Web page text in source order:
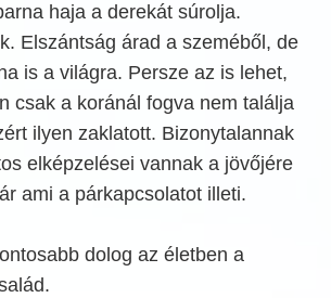
haja a derekát súrolja.
Elszántság árad a szeméből, de
is a világra. Persze az is lehet,
csak a koránál fogva nem találja
ilyen zaklatott. Bizonytalannak
elképzelései vannak a jövőjére
ami a párkapcsolatot illeti.
dolog az életben a